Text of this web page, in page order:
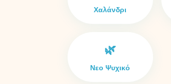
Χαλάνδρι
🌿
Νεο Ψυχικό